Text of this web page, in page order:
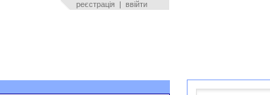
реєстрація | ввійти